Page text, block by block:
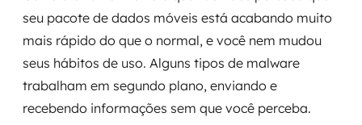
seu pacote de dados móveis está acabando muito
mais rápido do que o normal, e você nem mudou
seus hábitos de uso. Alguns tipos de malware
trabalham em segundo plano, enviando e
recebendo informações sem que você perceba.